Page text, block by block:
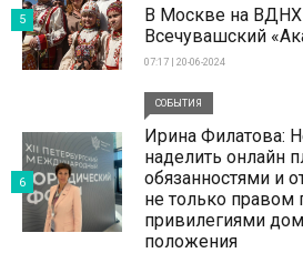
В Москве на
Всечувашский
07:17 | 20-06-2024
5
СОБЫТИЯ
Ирина Филатова:
наделить онлайн
обязанностями и
не только правом
привилегиями
положения
6